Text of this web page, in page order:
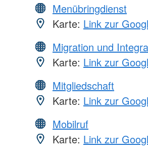
Menübringdienst
Karte: Link zur
Migration und
Karte: Link zur
Mitgliedschaft
Karte: Link zur
Mobilruf
Karte: Link zur